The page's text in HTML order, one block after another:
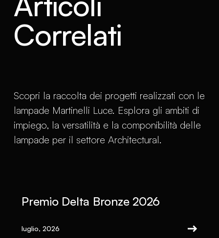
Correlati
Scopri la raccolta dei progetti realizzati con le
lampade Martinelli Luce. Esplora gli ambiti di
impiego, la versatilità e la componibilità delle
lampade per il settore Architectural.
Premio Delta Bronze 2026
luglio, 2026